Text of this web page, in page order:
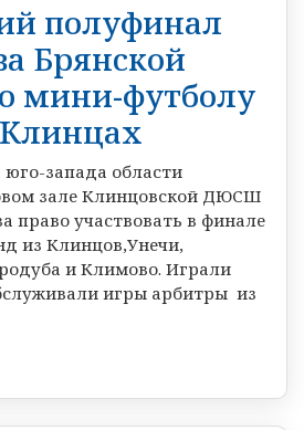
полуфинал
Брянской
мини-футболу
запада области
зале Клинцовской ДЮСШ
право участвовать в финале
из Клинцов,Унечи,
и Климово. Играли
игры арбитры из